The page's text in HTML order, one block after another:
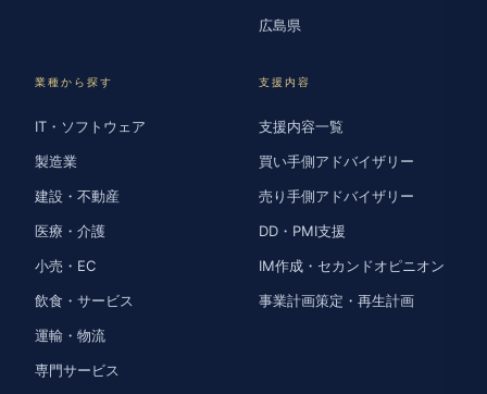
広島県
業種から探す
IT・ソフトウェア
製造業
建設・不動産
医療・介護
小売・EC
飲食・サービス
運輸・物流
専門サービス
支援内容
支援内容一覧
買い手側アドバイザリー
売り手側アドバイザリー
DD・PMI支援
IM作成・セカンドオピニオン
事業計画策定・再生計画